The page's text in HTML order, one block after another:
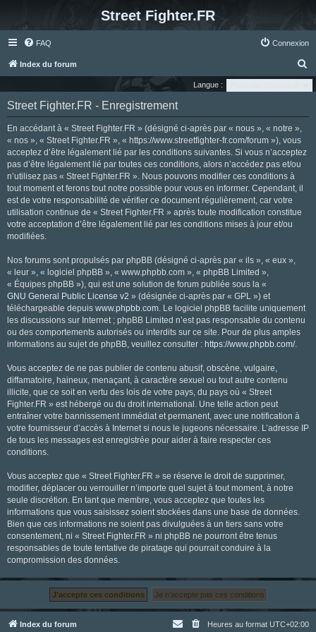
Street Fighter.FR
FAQ Connexion
Index du forum
e
Langue :
Street Fighter.FR - Enregistrement
En accédant à « Street Fighter.FR » (désigné ci-après par « nous », « notre »,
« nos », « Street Fighter.FR », « https://www.streetfighter-fr.com/forum »), vous
acceptez d’être légalement lié par les conditions suivantes. Si vous n’acceptez
pas d’être légalement lié par toutes ces conditions, alors n’accédez pas et/ou
n’utilisez pas « Street Fighter.FR ». Nous pouvons modifier ces conditions à
tout moment et ferons tout notre possible pour vous en informer. Cependant, il
est de votre responsabilité de vérifier ce document régulièrement, car votre
utilisation continue de « Street Fighter.FR » après toute modification constitue
votre acceptation d’être légalement lié par les conditions mises à jour et/ou
modifiées.
Nos forums sont propulsés par phpBB (désigné ci-après par « ils », « eux »,
« leur », « logiciel phpBB », « www.phpbb.com », « phpBB Limited »,
« Équipes phpBB »), qui est une solution de forum publiée sous la «
GNU General Public License v2 » (désignée ci-après par « GPL ») et
téléchargeable depuis www.phpbb.com. Le logiciel phpBB facilite uniquement
les discussions sur Internet ; phpBB Limited n’est pas responsable du contenu
ou des comportements autorisés ou interdits sur ce site. Pour de plus amples
informations au sujet de phpBB, veuillez consulter : https://www.phpbb.com/.
Vous acceptez de ne pas publier de contenu abusif, obscène, vulgaire,
diffamatoire, haineux, menaçant, à caractère sexuel ou tout autre contenu
illicite, que ce soit en vertu des lois de votre pays, du pays où « Street
Fighter.FR » est hébergé ou du droit international. Une telle action peut
entraîner votre bannissement immédiat et permanent, avec une notification à
votre fournisseur d’accès à Internet si nous le jugeons nécessaire. L’adresse IP
de tous les messages est enregistrée pour aider à faire respecter ces
conditions.
Vous acceptez que « Street Fighter.FR » se réserve le droit de supprimer,
modifier, déplacer ou verrouiller n’importe quel sujet à tout moment, à notre
seule discrétion. En tant que membre, vous acceptez que toutes les
informations que vous saisissez soient stockées dans une base de données.
Bien que ces informations ne soient pas divulguées à un tiers sans votre
consentement, ni « Street Fighter.FR » ni phpBB ne pourront être tenus
responsables de toute tentative de piratage qui pourrait conduire à la
compromission des données.
Index du forum Heures au format UTC+02:00